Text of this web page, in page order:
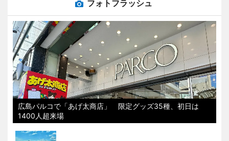
フォトフラッシュ
広島パルコで「あげ太商店」 限定グッズ35種、初日は
1400人超来場